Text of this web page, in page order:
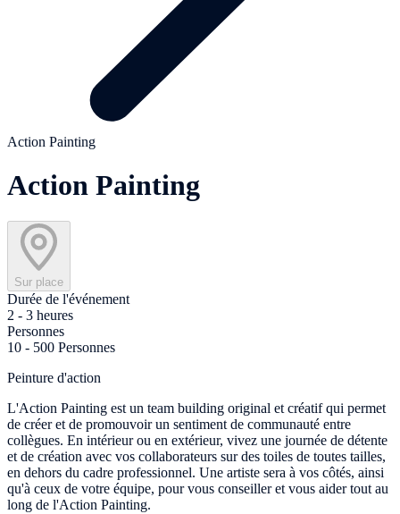
Action Painting
Action Painting
Sur place
Durée de l'événement
2 - 3 heures
Personnes
10 - 500 Personnes
Peinture d'action
L'Action Painting est un team building original et créatif qui permet
de créer et de promouvoir un sentiment de communauté entre
collègues. En intérieur ou en extérieur, vivez une journée de détente
et de création avec vos collaborateurs sur des toiles de toutes tailles,
en dehors du cadre professionnel. Une artiste sera à vos côtés, ainsi
qu'à ceux de votre équipe, pour vous conseiller et vous aider tout au
long de l'Action Painting.